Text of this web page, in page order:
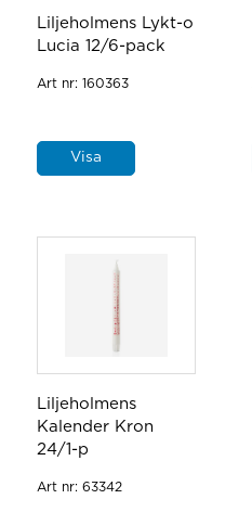
Liljeholmens Lykt-o
Lucia 12/6-pack
Art nr: 160363
Visa
Liljeholmens
Kalender Kron
24/1-p
Art nr: 63342